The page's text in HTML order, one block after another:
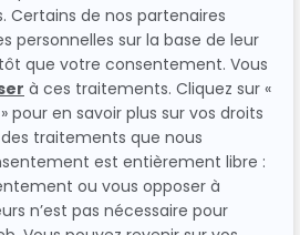
Ces modifications engagent
en ligne. Il convient par
consulte régulièrement la
et d’utilisation des
connaissance de ses